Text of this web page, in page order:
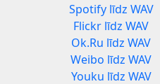
Spotify līdz WAV
Flickr līdz WAV
Ok.Ru līdz WAV
Weibo līdz WAV
Youku līdz WAV